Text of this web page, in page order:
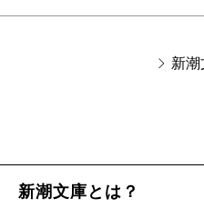
新潮
新潮文庫とは？